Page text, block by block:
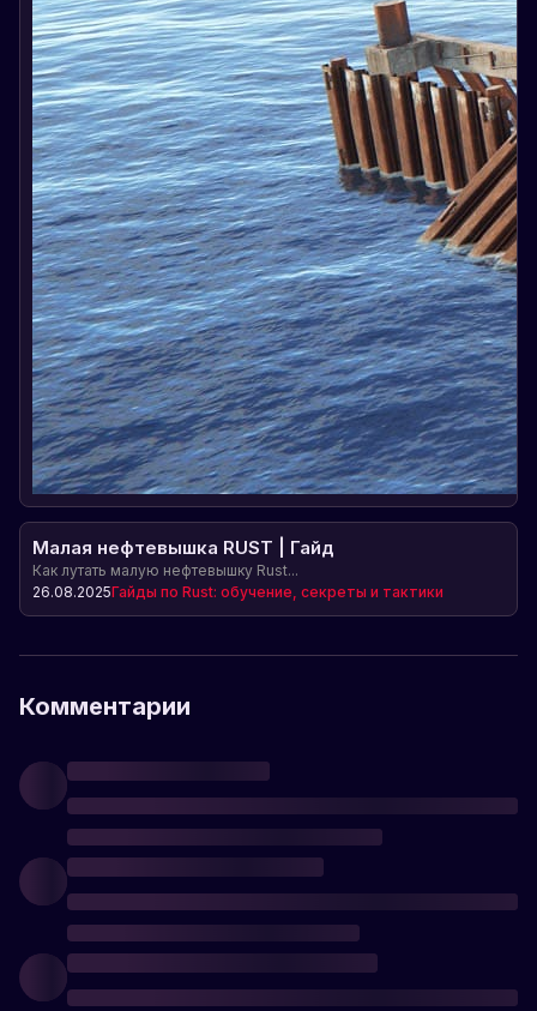
Малая нефтевышка RUST | Гайд
Как лутать малую нефтевышку Rust...
26.08.2025Гайды по Rust: обучение, секреты и тактики
Комментарии